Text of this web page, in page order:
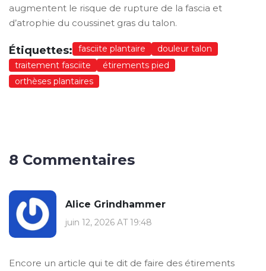
augmentent le risque de rupture de la fascia et
d’atrophie du coussinet gras du talon.
Étiquettes: fasciite plantaire
douleur talon
traitement fasciite
étirements pied
orthèses plantaires
8 Commentaires
Alice Grindhammer
juin 12, 2026 AT 19:48
Encore un article qui te dit de faire des étirements